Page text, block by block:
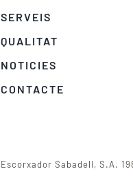
SERVEIS
QUALITAT
NOTICIES
CONTACTE
Escorxador Sabadell, S.A.